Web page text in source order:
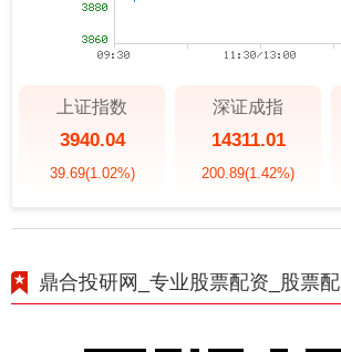
上证指数
3940.04
39.69(1.02%)
深证成指
14311.01
200.89(1.42%)
鼎合投研网_专业股票配资_股票